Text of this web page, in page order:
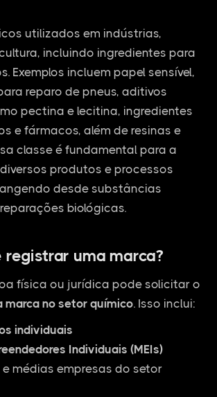
utilizados em indústrias,
incluindo ingredientes para
Exemplos incluem papel sensível,
reparo de pneus, aditivos
pectina e lecitina, ingredientes
e fármacos, além de resinas e
classe é fundamental para a
produtos e processos
desde substâncias
biológicas.
registrar uma marca?
física ou jurídica pode solicitar o
marca no setor químico. Isso inclui:
individuais
Individuais (MEIs)
e médias empresas do setor